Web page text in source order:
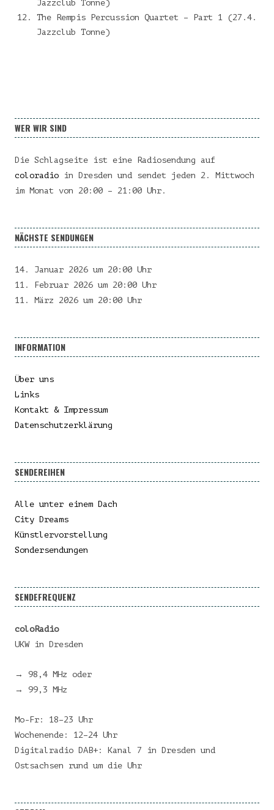
Jazzclub Tonne)
The Rempis Percussion Quartet – Part 1 (27.4.
Jazzclub Tonne)
WER WIR SIND
Die Schlagseite ist eine Radiosendung auf
coloradio in Dresden und sendet jeden 2. Mittwoch
im Monat von 20:00 – 21:00 Uhr.
NÄCHSTE SENDUNGEN
14. Januar 2026 um 20:00 Uhr
11. Februar 2026 um 20:00 Uhr
11. März 2026 um 20:00 Uhr
INFORMATION
Über uns
Links
Kontakt & Impressum
Datenschutzerklärung
SENDEREIHEN
Alle unter einem Dach
City Dreams
Künstlervorstellung
Sondersendungen
SENDEFREQUENZ
coloRadio
UKW in Dresden
→ 98,4 MHz oder
→ 99,3 MHz
Mo-Fr: 18–23 Uhr
Wochenende: 12–24 Uhr
Digitalradio DAB+: Kanal 7 in Dresden und
Ostsachsen rund um die Uhr